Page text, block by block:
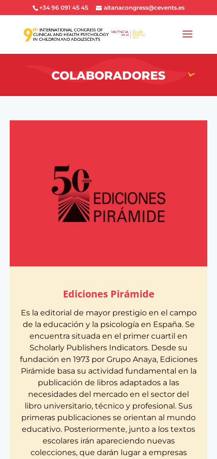
+34 96 091 45 45 aitanacongress@cevents.es
COLABORADORES
Ediciones Pirámide
Es la editorial de mayor prestigio en el campo
de la educación y la psicología en España. Se
encuentra situada en el primer cuartil en
Scholarly Publishers Indicators. Desde su
fundación en 1973 por Grupo Anaya, Ediciones
Pirámide basa su actividad fundamental en la
publicación de libros adaptados a las
necesidades del mercado en el sector del
libro universitario, técnico y profesional. Sus
primeras publicaciones se orientan al mundo
educativo. Posteriormente, junto a los textos
escolares irán apareciendo nuevas
colecciones, que darán lugar a empresas